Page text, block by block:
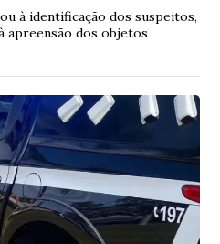
à identificação dos suspeitos,
apreensão dos objetos